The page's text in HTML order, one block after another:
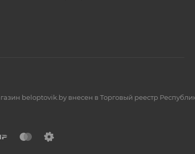
beloptovik.by внесен в Торговый реестр